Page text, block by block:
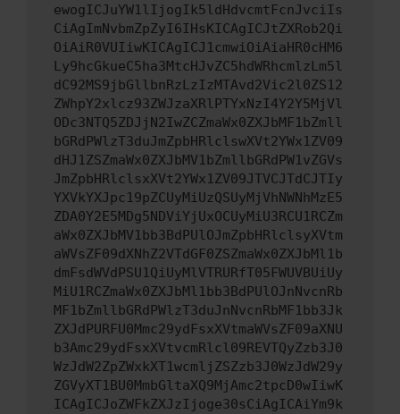
ewogICJuYW1lIjogIk5ldHdvcmtFcnJvciIs
CiAgImNvbmZpZyI6IHsKICAgICJtZXRob2Qi
OiAiR0VUIiwKICAgICJ1cmwiOiAiaHR0cHM6
Ly9hcGkueC5ha3MtcHJvZC5hdWRhcmlzLm5l
dC92MS9jbGllbnRzLzIzMTAvd2Vic2l0ZS12
ZWhpY2xlcz93ZWJzaXRlPTYxNzI4Y2Y5MjVl
ODc3NTQ5ZDJjN2IwZCZmaWx0ZXJbMF1bZmll
bGRdPWlzT3duJmZpbHRlclswXVt2YWx1ZV09
dHJ1ZSZmaWx0ZXJbMV1bZmllbGRdPW1vZGVs
JmZpbHRlclsxXVt2YWx1ZV09JTVCJTdCJTIy
YXVkYXJpc19pZCUyMiUzQSUyMjVhNWNhMzE5
ZDA0Y2E5MDg5NDViYjUxOCUyMiU3RCU1RCZm
aWx0ZXJbMV1bb3BdPUlOJmZpbHRlclsyXVtm
aWVsZF09dXNhZ2VTdGF0ZSZmaWx0ZXJbMl1b
dmFsdWVdPSU1QiUyMlVTRURfT05FWUVBUiUy
MiU1RCZmaWx0ZXJbMl1bb3BdPUlOJnNvcnRb
MF1bZmllbGRdPWlzT3duJnNvcnRbMF1bb3Jk
ZXJdPURFU0Mmc29ydFsxXVtmaWVsZF09aXNU
b3Amc29ydFsxXVtvcmRlcl09REVTQyZzb3J0
WzJdW2ZpZWxkXT1wcmljZSZzb3J0WzJdW29y
ZGVyXT1BU0MmbGltaXQ9MjAmc2tpcD0wIiwK
ICAgICJoZWFkZXJzIjoge30sCiAgICAiYm9k